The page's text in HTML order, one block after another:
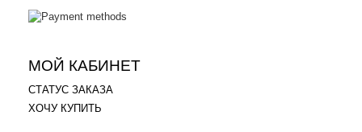
МОЙ КАБИНЕТ
СТАТУС ЗАКАЗА
ХОЧУ КУПИТЬ